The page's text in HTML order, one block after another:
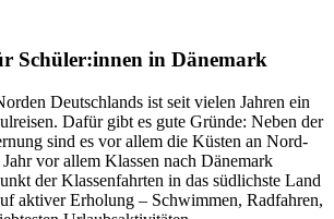
Schüler:innen in Dänemark
Deutschlands ist seit vielen Jahren ein
Dafür gibt es gute Gründe: Neben der
sind es vor allem die Küsten an Nord-
Jahr vor allem Klassen nach Dänemark
der Klassenfahrten in das südlichste Land
aktiver Erholung – Schwimmen, Radfahren,